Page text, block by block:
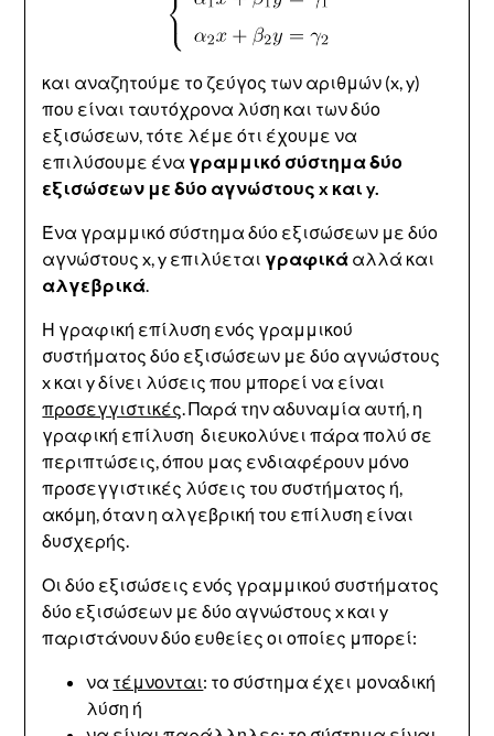
και αναζητούμε το ζεύγος των αριθμών (x, y)
που είναι ταυτόχρονα λύση και των δύο
εξισώσεων, τότε λέμε ότι έχουμε να
επιλύσουμε ένα γραμμικό σύστημα δύο
εξισώσεων με δύο αγνώστους x και y.
Ένα γραμμικό σύστημα δύο εξισώσεων με δύο
αγνώστους x, y επιλύεται γραφικά αλλά και
αλγεβρικά.
Η γραφική επίλυση ενός γραμμικού
συστήματος δύο εξισώσεων με δύο αγνώστους
x και y δίνει λύσεις που μπορεί να είναι
προσεγγιστικές. Παρά την αδυναμία αυτή, η
γραφική επίλυση διευκολύνει πάρα πολύ σε
περιπτώσεις, όπου μας ενδιαφέρουν μόνο
προσεγγιστικές λύσεις του συστήματος ή,
ακόμη, όταν η αλγεβρική του επίλυση είναι
δυσχερής.
Οι δύο εξισώσεις ενός γραμμικού συστήματος
δύο εξισώσεων με δύο αγνώστους x και y
παριστάνουν δύο ευθείες οι οποίες μπορεί:
να τέμνονται: το σύστημα έχει μοναδική
λύση ή